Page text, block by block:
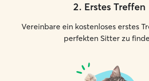
2. Erstes Treffen
Vereinbare ein kostenloses erstes
perfekten Sitter zu